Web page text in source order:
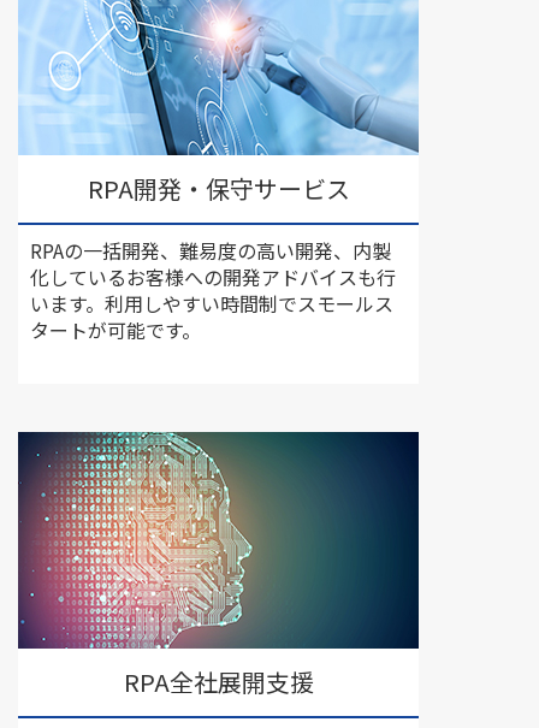
RPA開発・保守サービス
RPAの一括開発、難易度の高い開発、内製
化しているお客様への開発アドバイスも行
います。利用しやすい時間制でスモールス
タートが可能です。
RPA全社展開支援